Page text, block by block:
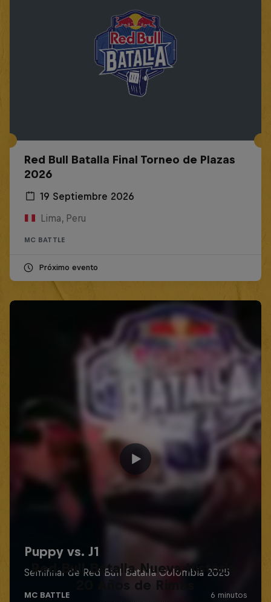
Red Bull Batalla Final Torneo de Plazas
2026
19 Septiembre 2026
Lima, Peru
MC BATTLE
Próximo evento
Red Bull Batalla Nueva Historia:
20 Años de Rimas